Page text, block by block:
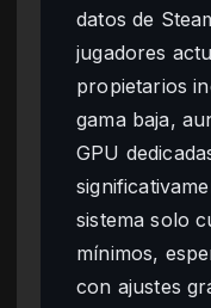
datos de
jugadores
propietarios
gama baja,
GPU
sistema solo
mínimos,
con ajustes